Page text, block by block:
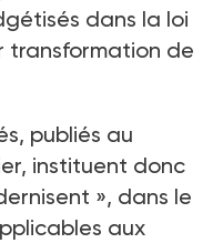
dans la loi
transformation de
publiés au
instituent donc
», dans le
aux